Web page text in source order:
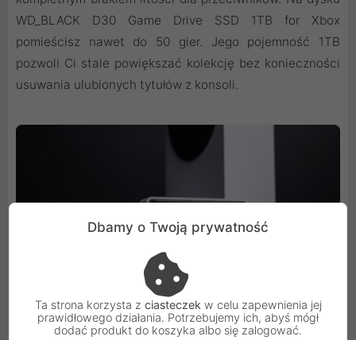
WD_BLACK D30 Game Drive SSD 1TB for Xbox
pomieścisz nawet do 50 gier. Jego pojemność 1TB
pozwoli Ci stale powiększać kolekcję bez konieczności
usuwania ulubionych tytułów z konsoli.
Dbamy o Twoją prywatność
Ta strona korzysta z ciasteczek w celu zapewnienia jej
prawidłowego działania. Potrzebujemy ich, abyś mógł
dodać produkt do koszyka albo się zalogować.